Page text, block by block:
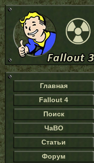
Главная
Fallout 4
Поиск
ЧаВО
Статьи
Форум